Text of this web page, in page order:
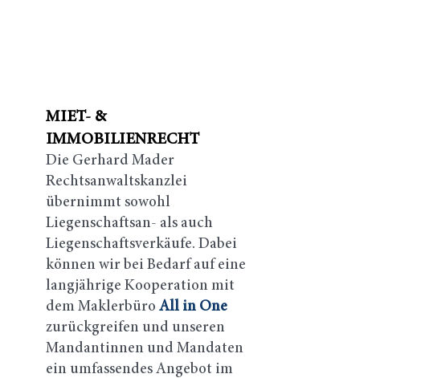
MIET- &
IMMOBILIENRECHT
Die Gerhard Mader
Rechtsanwaltskanzlei
übernimmt sowohl
Liegenschaftsan- als auch
Liegenschaftsverkäufe. Dabei
können wir bei Bedarf auf eine
langjährige Kooperation mit
dem Maklerbüro All in One
zurückgreifen und unseren
Mandantinnen und Mandaten
ein umfassendes Angebot im